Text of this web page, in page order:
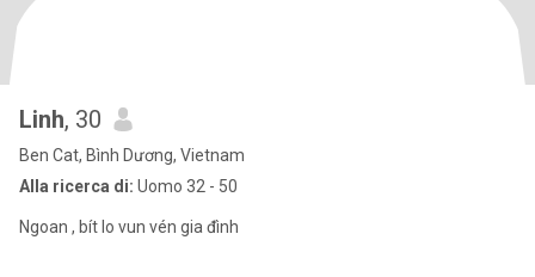
Linh, 30
Ben Cat, Bình Dương, Vietnam
Alla ricerca di: Uomo 32 - 50
Ngoan , bít lo vun vén gia đình